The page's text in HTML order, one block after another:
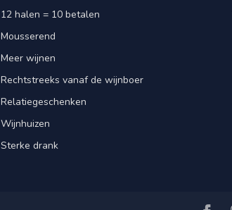
12 halen = 10 betalen
Mousserend
Meer wijnen
Rechtstreeks vanaf de wijnboer
Relatiegeschenken
Wijnhuizen
Sterke drank